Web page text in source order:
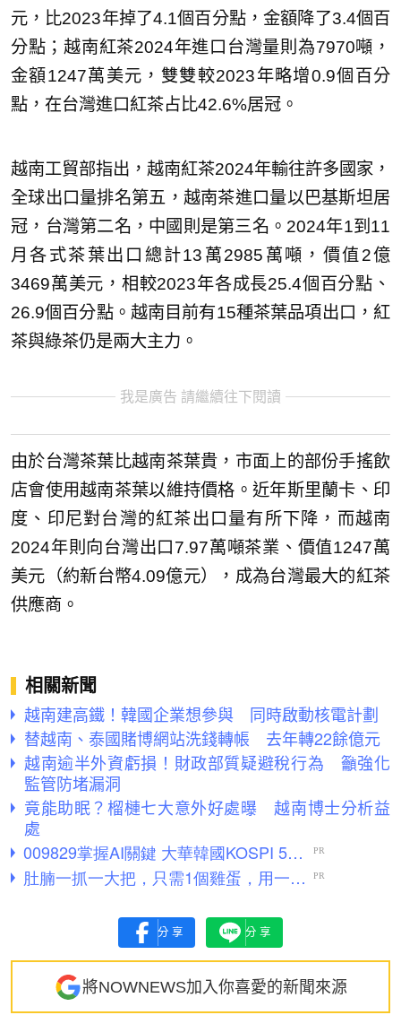
元，比2023年掉了4.1個百分點，金額降了3.4個百
分點；越南紅茶2024年進口台灣量則為7970噸，
金額1247萬美元，雙雙較2023年略增0.9個百分
點，在台灣進口紅茶占比42.6%居冠。
越南工貿部指出，越南紅茶2024年輸往許多國家，
全球出口量排名第五，越南茶進口量以巴基斯坦居
冠，台灣第二名，中國則是第三名。2024年1到11
月各式茶葉出口總計13萬2985萬噸，價值2億
3469萬美元，相較2023年各成長25.4個百分點、
26.9個百分點。越南目前有15種茶葉品項出口，紅
茶與綠茶仍是兩大主力。
我是廣告 請繼續往下閱讀
由於台灣茶葉比越南茶葉貴，市面上的部份手搖飲
店會使用越南茶葉以維持價格。近年斯里蘭卡、印
度、印尼對台灣的紅茶出口量有所下降，而越南
2024年則向台灣出口7.97萬噸茶業、價值1247萬
美元（約新台幣4.09億元），成為台灣最大的紅茶
供應商。
相關新聞
越南建高鐵！韓國企業想參與 同時啟動核電計劃
替越南、泰國賭博網站洗錢轉帳 去年轉22餘億元
越南逾半外資虧損！財政部質疑避稅行為 籲強化
監管防堵漏洞
竟能助眠？榴槤七大意外好處曝 越南博士分析益
處
分享 分享
將NOWNEWS加入你喜愛的新聞來源